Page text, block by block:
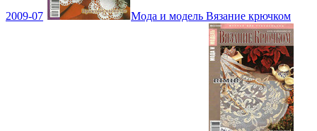
2009-07 Мода и модель Вязание крючком